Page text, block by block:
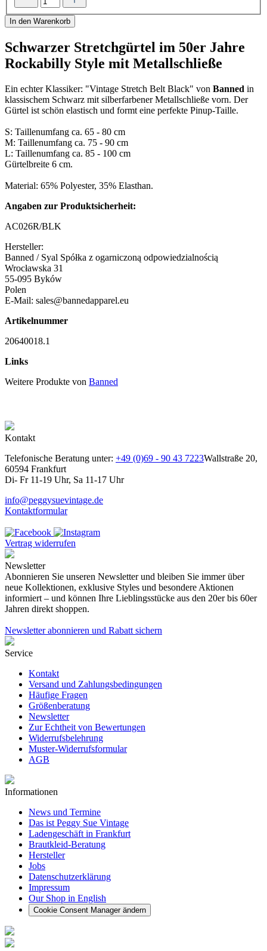
In den Warenkorb
Schwarzer Stretchgürtel im 50er Jahre
Rockabilly Style mit Metallschließe
Ein echter Klassiker: "Vintage Stretch Belt Black" von Banned in
klassischem Schwarz mit silberfarbener Metallschließe vorn. Der
Gürtel ist schön elastisch und formt eine perfekte Pinup-Taille.
S: Taillenumfang ca. 65 - 80 cm
M: Taillenumfang ca. 75 - 90 cm
L: Taillenumfang ca. 85 - 100 cm
Gürtelbreite 6 cm.
Material: 65% Polyester, 35% Elasthan.
Angaben zur Produktsicherheit:
AC026R/BLK
Hersteller:
Banned / Syal Spółka z ogarniczoną odpowiedzialnością
Wrocławska 31
55-095 Byków
Polen
E-Mail: sales@bannedapparel.eu
Artikelnummer
20640018.1
Links
Weitere Produkte von Banned
Kontakt
Telefonische Beratung unter: +49 (0)69 - 90 43 7223Wallstraße 20,
60594 Frankfurt
Di- Fr 11-19 Uhr, Sa 11-17 Uhr
info@peggysuevintage.de
Kontaktformular
Vertrag widerrufen
Newsletter
Abonnieren Sie unseren Newsletter und bleiben Sie immer über
neue Kollektionen, exklusive Styles und besondere Aktionen
informiert – und können Ihre Lieblingsstücke aus den 20er bis 60er
Jahren direkt shoppen.
Newsletter abonnieren und Rabatt sichern
Service
Kontakt
Versand und Zahlungsbedingungen
Häufige Fragen
Größenberatung
Newsletter
Zur Echtheit von Bewertungen
Widerrufsbelehrung
Muster-Widerrufsformular
AGB
Informationen
News und Termine
Das ist Peggy Sue Vintage
Ladengeschäft in Frankfurt
Brautkleid-Beratung
Hersteller
Jobs
Datenschutzerklärung
Impressum
Our Shop in English
Cookie Consent Manager ändern